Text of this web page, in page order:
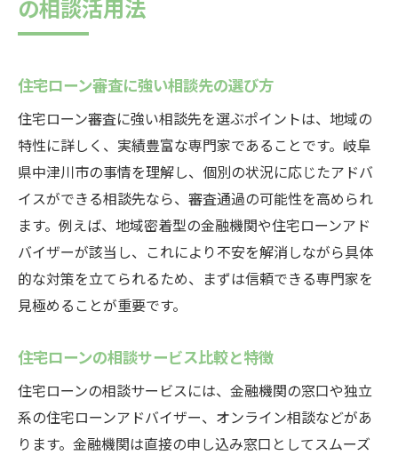
の相談活用法
住宅ローン審査に強い相談先の選び方
住宅ローン審査に強い相談先を選ぶポイントは、地域の
特性に詳しく、実績豊富な専門家であることです。岐阜
県中津川市の事情を理解し、個別の状況に応じたアドバ
イスができる相談先なら、審査通過の可能性を高められ
ます。例えば、地域密着型の金融機関や住宅ローンアド
バイザーが該当し、これにより不安を解消しながら具体
的な対策を立てられるため、まずは信頼できる専門家を
見極めることが重要です。
住宅ローンの相談サービス比較と特徴
住宅ローンの相談サービスには、金融機関の窓口や独立
系の住宅ローンアドバイザー、オンライン相談などがあ
ります。金融機関は直接の申し込み窓口としてスムーズ